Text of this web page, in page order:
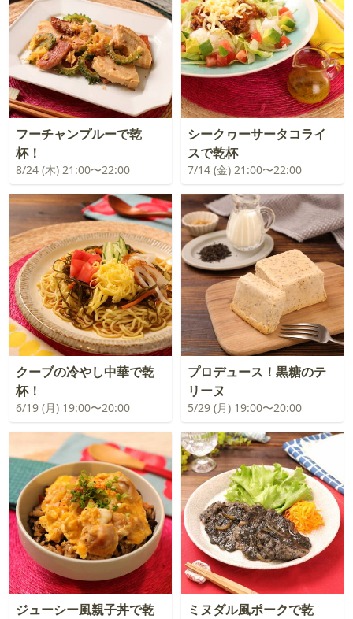
フーチャンプルーで乾
杯！
8/24 (木) 21:00〜22:00
シークヮーサータコライ
スで乾杯
7/14 (金) 21:00〜22:00
クーブの冷やし中華で乾
杯！
6/19 (月) 19:00〜20:00
プロデュース！黒糖のテ
リーヌ
5/29 (月) 19:00〜20:00
ジューシー風親子丼で乾
ミヌダル風ポークで乾